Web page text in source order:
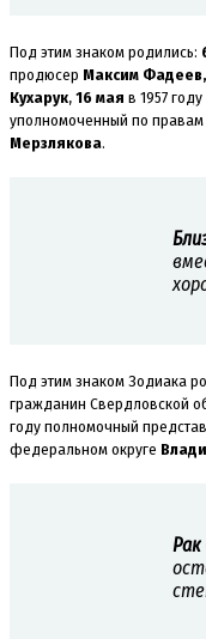
Под этим знаком родились:
продюсер Максим
Кухарук,16 мая в 1957
уполномоченный по
Мерзлякова.
Под этим знаком Зодиака
гражданин Свердловской
году полномочный
федеральном округе